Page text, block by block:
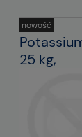
25 kg,
nowość